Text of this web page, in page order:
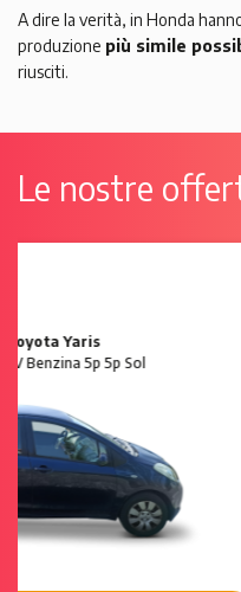
A dire la verità, in Honda
produzione più simile
riusciti.
Le nostre